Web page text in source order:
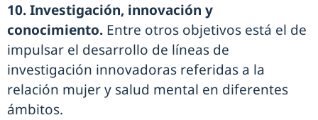
10. Investigación, innovación y
conocimiento. Entre otros objetivos está el de
impulsar el desarrollo de líneas de
investigación innovadoras referidas a la
relación mujer y salud mental en diferentes
ámbitos.